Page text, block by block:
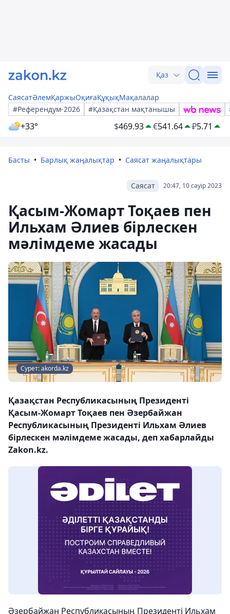
Қаз
СаясатӘлемҚаржыОқиғаҚұқықМақалалар
#Референдум-2026
#Қазақстан мақтанышы
+33° $469.93 €541.64 ₽5.71
Басты Барлық жаңалықтар Саясат жаңалықтары
20:47, 10 сәуір 2023
Саясат
Қасым-Жомарт Тоқаев пен
Ильхам Әлиев бірлескен
мәлімдеме жасады
Сурет: akorda.kz
Қазақстан Республикасының Президенті
Қасым-Жомарт Тоқаев пен Әзербайжан
Республикасының Президенті Ильхам Әлиев
бірлескен мәлімдеме жасады, деп хабарлайды
Zakon.kz.
Әзербайжан Республикасының Президенті Ильхам